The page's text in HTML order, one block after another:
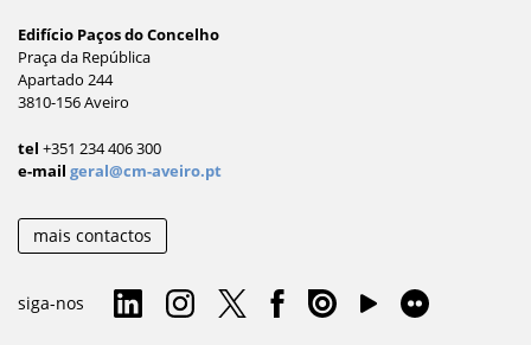
Edifício Paços do Concelho
Praça da República
Apartado 244
3810-156 Aveiro
tel +351 234 406 300
e-mail geral@cm-aveiro.pt
mais contactos
siga-nos